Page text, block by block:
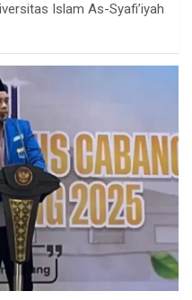
Islam As-Syafi’iyah